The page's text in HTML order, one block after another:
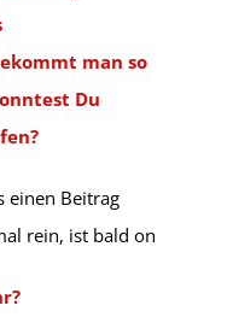
man so
Du
einen Beitrag
rein, ist bald on